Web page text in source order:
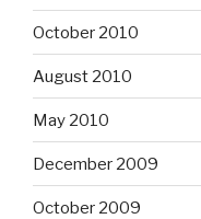
October 2010
August 2010
May 2010
December 2009
October 2009